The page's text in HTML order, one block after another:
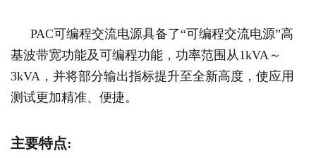
PAC可编程交流电源具备了“可编程交流电源”高
基波带宽功能及可编程功能，功率范围从1kVA～
3kVA，并将部分输出指标提升至全新高度，使应用
测试更加精准、便捷。
主要特点: